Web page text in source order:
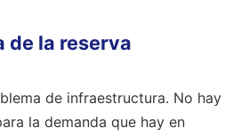
de la reserva
de infraestructura. No hay
la demanda que hay en